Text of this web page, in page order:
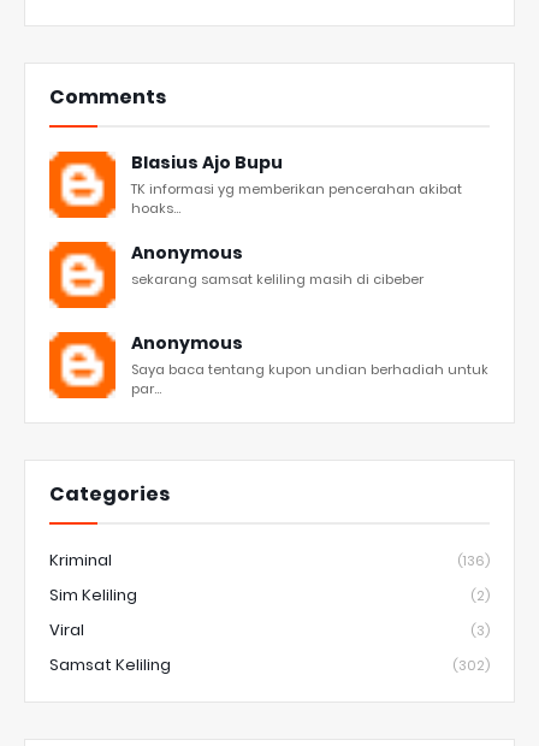
Comments
Blasius Ajo Bupu
TK informasi yg memberikan pencerahan akibat
hoaks...
Anonymous
sekarang samsat keliling masih di cibeber
Anonymous
Saya baca tentang kupon undian berhadiah untuk
par...
Categories
Kriminal (136)
Sim Keliling (2)
Viral (3)
Samsat Keliling (302)